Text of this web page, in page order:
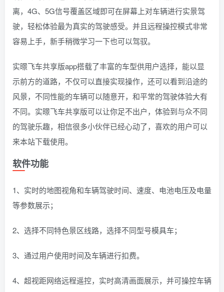
离，4G、5G信号覆盖区域即可在屏幕上对车辆进行实景驾
驶，轻松体验最为真实的驾驶感受。并且远程操控模式非常
容易上手，新手稍微学习一下也可以驾驭。
实暻飞车共享版app搭载了丰富的车型供用户选择，能以显
示前方的道路，不仅可以直接实现操作，还可以看到沿途的
风景，不同性能的车辆可以随意开，和平常的驾驶体验大有
不同。实暻飞车共享版可以让你足不出户，体验到与众不同
的驾驶乐趣，相信很多小伙伴已经心动了，喜欢的用户可以
来本站下载使用。
软件功能
1、实时的地图视角和车辆驾驶时间、速度、电池电压及电量
等参数展示；
2、选择不同特色景区线路，选择不同型号模具车；
3、通过用户使用时间及车辆进行扣费。
4、超视距网络远程遥控，实时高清画面展示，并可操控车辆